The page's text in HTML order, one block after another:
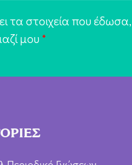
τα στοιχεία που έδωσα,
μου *